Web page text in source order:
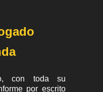
con toda su
por escrito